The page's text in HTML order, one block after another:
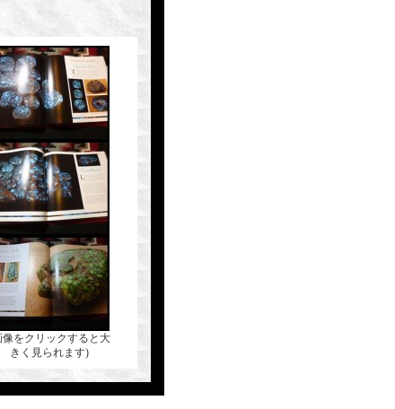
像をクリックすると大
きく見られます)